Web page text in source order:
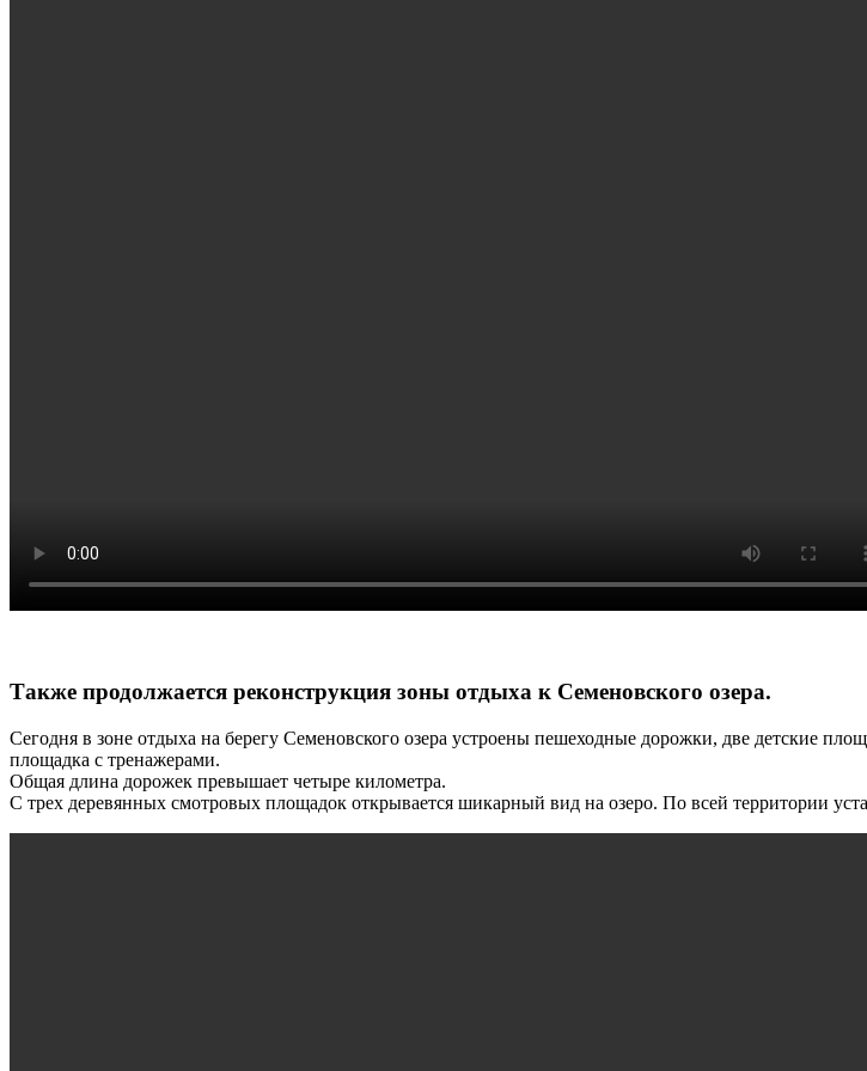
Также продолжается реконструкция зоны отдыха к Семеновского озера.
Сегодня в зоне отдыха на берегу Семеновского озера устроены пешеходные дорожки, две детские
площадка с тренажерами.
Общая длина дорожек превышает четыре километра.
С трех деревянных смотровых площадок открывается шикарный вид на озеро. По всей территории